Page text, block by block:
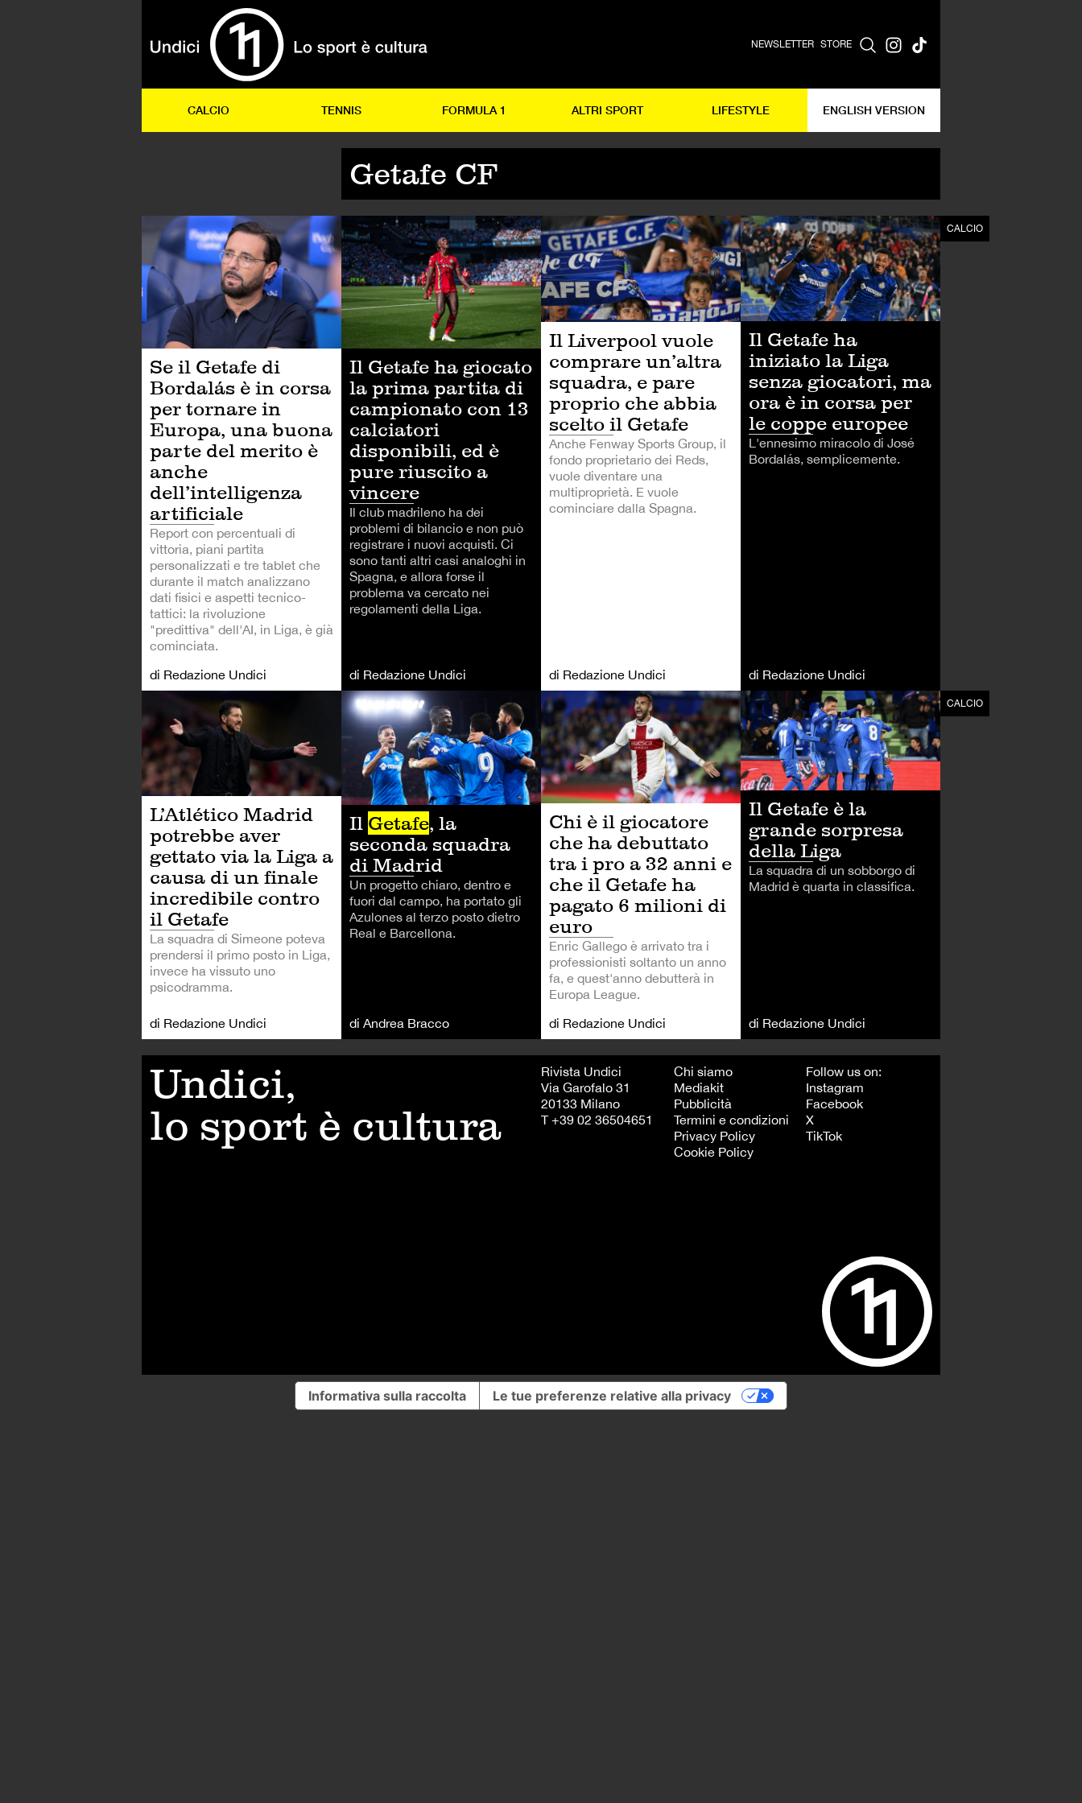
NEWSLETTER STORE
CALCIO TENNIS FORMULA 1 ALTRI SPORT LIFESTYLE ENGLISH VERSION
Getafe CF
CALCIO
Se il Getafe di
Bordalás è in corsa
per tornare in
Europa, una buona
parte del merito è
anche
dell’intelligenza
artificiale
Report con percentuali di
vittoria, piani partita
personalizzati e tre tablet che
durante il match analizzano
dati fisici e aspetti tecnico-
tattici: la rivoluzione
"predittiva" dell'AI, in Liga, è già
cominciata.
di Redazione Undici
CALCIO
Il Getafe ha giocato
la prima partita di
campionato con 13
calciatori
disponibili, ed è
pure riuscito a
vincere
Il club madrileno ha dei
problemi di bilancio e non può
registrare i nuovi acquisti. Ci
sono tanti altri casi analoghi in
Spagna, e allora forse il
problema va cercato nei
regolamenti della Liga.
di Redazione Undici
CALCIO
Il Liverpool vuole
comprare un’altra
squadra, e pare
proprio che abbia
scelto il Getafe
Anche Fenway Sports Group, il
fondo proprietario dei Reds,
vuole diventare una
multiproprietà. E vuole
cominciare dalla Spagna.
di Redazione Undici
CALCIO
Il Getafe ha
iniziato la Liga
senza giocatori, ma
ora è in corsa per
le coppe europee
L'ennesimo miracolo di José
Bordalás, semplicemente.
di Redazione Undici
CALCIO
L’Atlético Madrid
potrebbe aver
gettato via la Liga a
causa di un finale
incredibile contro
il Getafe
La squadra di Simeone poteva
prendersi il primo posto in Liga,
invece ha vissuto uno
psicodramma.
di Redazione Undici
CALCIO
Il Getafe, la
seconda squadra
di Madrid
Un progetto chiaro, dentro e
fuori dal campo, ha portato gli
Azulones al terzo posto dietro
Real e Barcellona.
di Andrea Bracco
CALCIO
Chi è il giocatore
che ha debuttato
tra i pro a 32 anni e
che il Getafe ha
pagato 6 milioni di
euro
Enric Gallego è arrivato tra i
professionisti soltanto un anno
fa, e quest'anno debutterà in
Europa League.
di Redazione Undici
CALCIO
Il Getafe è la
grande sorpresa
della Liga
La squadra di un sobborgo di
Madrid è quarta in classifica.
di Redazione Undici
Undici,
lo sport è cultura
Rivista Undici
Via Garofalo 31
20133 Milano
T +39 02 36504651
Chi siamo
Mediakit
Pubblicità
Termini e condizioni
Privacy Policy
Cookie Policy
Follow us on:
Instagram
Facebook
X
TikTok
Informativa sulla raccolta Le tue preferenze relative alla privacy